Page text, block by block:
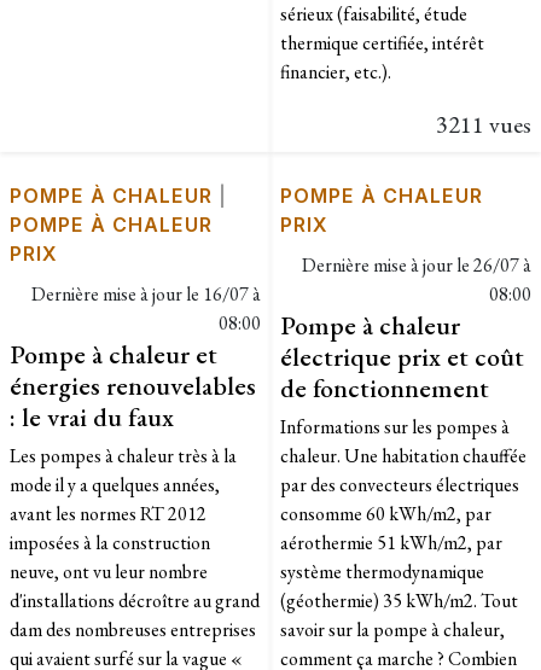
sérieux (faisabilité, étude
thermique certifiée, intérêt
financier, etc.).
3211 vues
POMPE À CHALEUR
POMPE À CHALEUR
PRIX
Dernière mise à jour le 16/07 à
08:00
Pompe à chaleur et
énergies renouvelables
: le vrai du faux
Les pompes à chaleur très à la
mode il y a quelques années,
avant les normes RT 2012
imposées à la construction
neuve, ont vu leur nombre
d'installations décroître au grand
dam des nombreuses entreprises
qui avaient surfé sur la vague «
POMPE À CHALEUR
PRIX
Dernière mise à jour le26/07 à
08:00
Pompe à chaleur
électrique prix et coût
de fonctionnement
Informations sur les pompes à
chaleur. Une habitation chauffée
par des convecteurs électriques
consomme 60 kWh/m2, par
aérothermie 51 kWh/m2, par
système thermodynamique
(géothermie) 35 kWh/m2. Tout
savoir sur la pompe à chaleur,
comment ça marche ? Combien